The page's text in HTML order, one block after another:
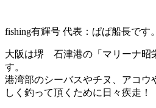
fishing有輝号 代表：ぱぱ船長です。
大阪は堺 石津港の「マリーナ昭
す。
港湾部のシーバスやチヌ、アコウ
しく釣って頂くために日々疾走！